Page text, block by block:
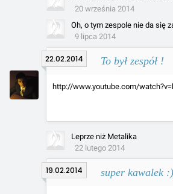
20 września 2014
Oh, o tym zespole nie da się
9 lipca 2014
22.02.2014 To był zespół !
http://www.youtube.com/
Leprze niż Metalika
22 lutego 2014
19.02.2014 super kawalek :)